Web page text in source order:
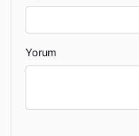
Yorum